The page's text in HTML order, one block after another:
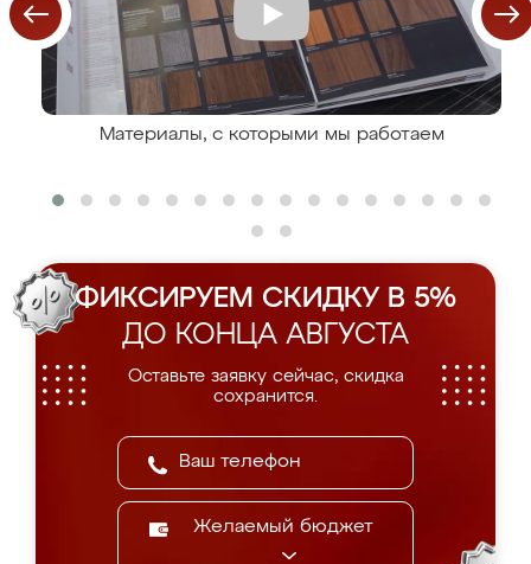
Материалы, с которыми мы работаем
ФИКСИРУЕМ СКИДКУ В 5%
ДО КОНЦА АВГУСТА
Оставьте заявку сейчас, скидка
сохранится.
Желаемый бюджет